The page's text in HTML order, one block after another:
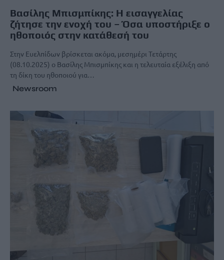
Βασίλης Μπισμπίκης: Η εισαγγελίας
ζήτησε την ενοχή του – Όσα υποστήριξε ο
ηθοποιός στην κατάθεσή του
Στην Ευελπίδων βρίσκεται ακόμα, μεσημέρι Τετάρτης
(08.10.2025) ο Βασίλης Μπισμπίκης και η τελευταία εξέλιξη από
τη δίκη του ηθοποιού για…
Newsroom